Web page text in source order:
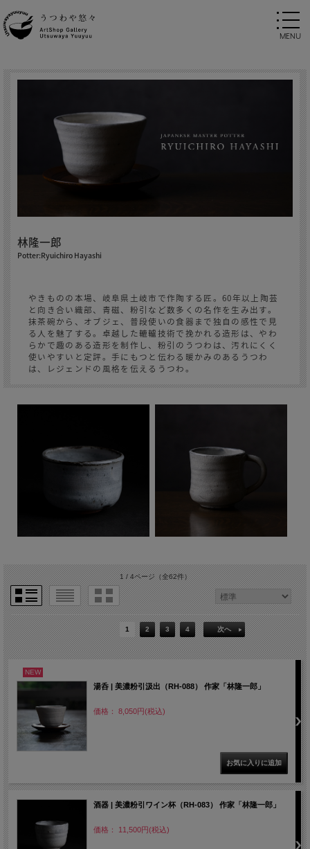
林隆一郎
Potter:Ryuichiro Hayashi
やきものの本場、岐阜県土岐市で作陶する匠。60年以上陶芸
と向き合い織部、青磁、粉引など数多くの名作を生み出す。
抹茶碗から、オブジェ、普段使いの食器まで独自の感性で見
る人を魅了する。卓越した轆轤技術で挽かれる造形は、やわ
らかで趣のある造形を制作し、粉引のうつわは、汚れにくく
使いやすいと定評。手にもつと伝わる暖かみのあるうつわ
は、レジェンドの風格を伝えるうつわ。
1 / 4ページ（全62件）
1 2 3 4 次へ
NEW
湯呑 | 美濃粉引汲出（RH-088） 作家「林隆一郎」
価格： 8,050円(税込)
酒器 | 美濃粉引ワイン杯（RH-083） 作家「林隆一郎」
価格： 11,500円(税込)